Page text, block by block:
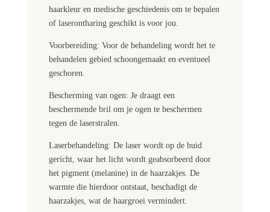
haarkleur en medische geschiedenis om te bepalen
of laserontharing geschikt is voor jou.
Voorbereiding: Voor de behandeling wordt het te
behandelen gebied schoongemaakt en eventueel
geschoren.
Bescherming van ogen: Je draagt een
beschermende bril om je ogen te beschermen
tegen de laserstralen.
Laserbehandeling: De laser wordt op de huid
gericht, waar het licht wordt geabsorbeerd door
het pigment (melanine) in de haarzakjes. De
warmte die hierdoor ontstaat, beschadigt de
haarzakjes, wat de haargroei vermindert.